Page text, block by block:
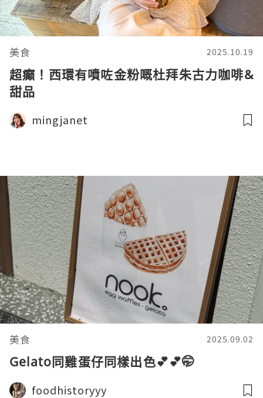
美食 2025.10.19
超癲！西環有噴咗金粉嘅杜拜朱古力咖啡&
甜品
mingjanet
美食 2025.09.02
Gelato同雞蛋仔同樣出色💕💕🤭
foodhistoryyy